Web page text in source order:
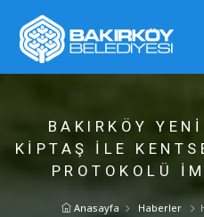
BAKIRKÖY
KİPTAŞ İLE
PROTOKOLÜ
Anasayfa Haberler